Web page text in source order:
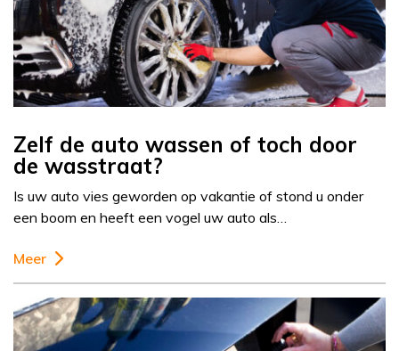
Zelf de auto wassen of toch door
de wasstraat?
Is uw auto vies geworden op vakantie of stond u onder
een boom en heeft een vogel uw auto als…
Meer